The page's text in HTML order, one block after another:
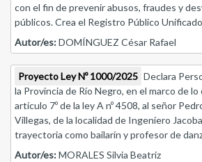
con el fin de prevenir abusos, fraudes y
públicos. Crea el Registro Público
Autor/es:DOMÍNGUEZ César Rafael
Proyecto Ley Nº 1000/2025 Declara
la Provincia de Río Negro, en el marco de
artículo 7º de la ley A nº 4508, al señor
Villegas, de la localidad de Ingeniero
trayectoria como bailarín y profesor de
Autor/es:MORALES Silvia Beatriz